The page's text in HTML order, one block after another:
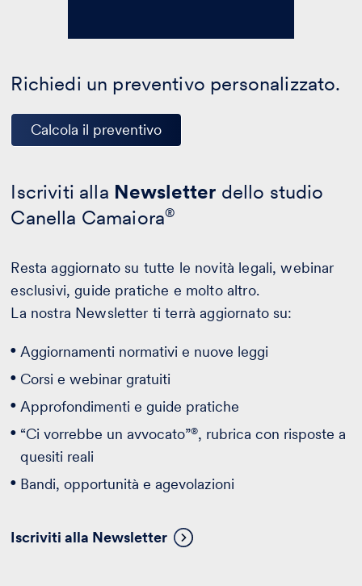
Richiedi un preventivo personalizzato.
Calcola il preventivo
Iscriviti alla Newsletter dello studio
Canella Camaiora®
Resta aggiornato su tutte le novità legali, webinar
esclusivi, guide pratiche e molto altro.
La nostra Newsletter ti terrà aggiornato su:
Aggiornamenti normativi e nuove leggi
Corsi e webinar gratuiti
Approfondimenti e guide pratiche
“Ci vorrebbe un avvocato”®, rubrica con risposte a
quesiti reali
Bandi, opportunità e agevolazioni
Iscriviti alla Newsletter